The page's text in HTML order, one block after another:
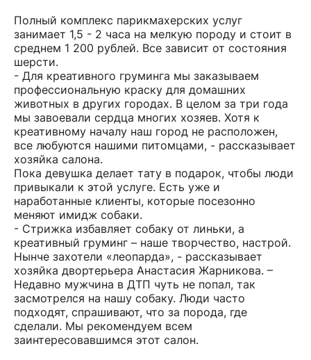
Полный комплекс парикмахерских услуг
занимает 1,5 - 2 часа на мелкую породу и стоит в
среднем 1 200 рублей. Все зависит от состояния
шерсти.
- Для креативного груминга мы заказываем
профессиональную краску для домашних
животных в других городах. В целом за три года
мы завоевали сердца многих хозяев. Хотя к
креативному началу наш город не расположен,
все любуются нашими питомцами, - рассказывает
хозяйка салона.
Пока девушка делает тату в подарок, чтобы люди
привыкали к этой услуге. Есть уже и
наработанные клиенты, которые посезонно
меняют имидж собаки.
- Стрижка избавляет собаку от линьки, а
креативный груминг – наше творчество, настрой.
Нынче захотели «леопарда», - рассказывает
хозяйка двортерьера Анастасия Жарникова. –
Недавно мужчина в ДТП чуть не попал, так
засмотрелся на нашу собаку. Люди часто
подходят, спрашивают, что за порода, где
сделали. Мы рекомендуем всем
заинтересовавшимся этот салон.